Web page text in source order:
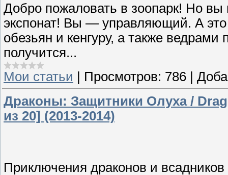
Добро пожаловать в зоопарк! Но
экспонат! Вы — управляющий. А это
обезьян и кенгуру, а также ведрами
получится...
Мои статьи
Просмотров: 786
Драконы: Защитники Олуха /
из 20] (2013-2014)
Приключения драконов и